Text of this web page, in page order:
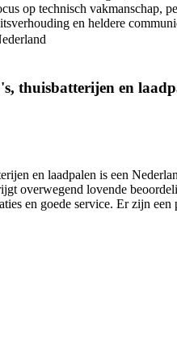
op technisch
en heldere
thuisbatterijen en
en laadpalen is een
overwegend lovende
en goede service. Er zijn